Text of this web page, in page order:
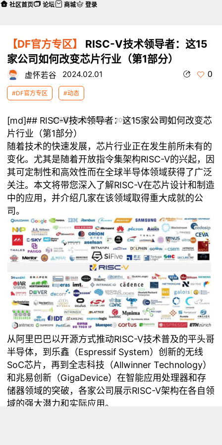
【DF官方专区】
RISC-V技术领导者：这15
家公司如何改变芯片行业（第1部分）
虚怀若谷 2024.02.01 0
#DF官方专区 #动态
本帖最后由 虚怀若谷 于 2024-2-1 11:56 编辑
[md]## RISC-V技术领导者：这15家公司如何改变芯
片行业（第1部分）
随着技术的快速发展，芯片行业正在发生前所未有的
变化。尤其是随着开放指令集架构RISC-V的兴起，因
其可定制性和高效性而在全球半导体领域获得了广泛
关注。本文将带您深入了解RISC-V在芯片设计和制造
中的应用，并介绍几家在该领域取得重大成就的公
司。
从阿里巴巴以开源方式推动RISC-V技术普及的平头哥
半导体，到乐鑫（Espressif System）创新的无线
SoC芯片，再到全志科技（Allwinner Technology）
和兆易创新（GigaDevice）在智能应用处理器和存
储器领域的突破，各家公司展示RISC-V架构在各自领
域的强大潜力和实际应用。
社区首页 论坛 商城 登录